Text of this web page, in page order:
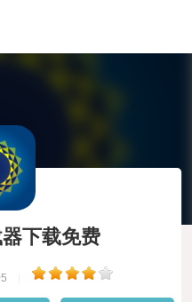
下载免费